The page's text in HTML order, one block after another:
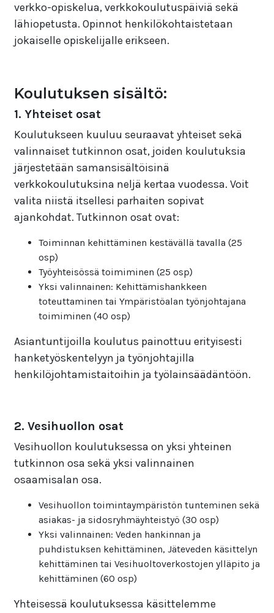
verkko-opiskelua, verkkokoulutuspäiviä sekä
lähiopetusta. Opinnot henkilökohtaistetaan
jokaiselle opiskelijalle erikseen.
Koulutuksen sisältö:
1. Yhteiset osat
Koulutukseen kuuluu seuraavat yhteiset sekä
valinnaiset tutkinnon osat, joiden koulutuksia
järjestetään samansisältöisinä
verkkokoulutuksina neljä kertaa vuodessa. Voit
valita niistä itsellesi parhaiten sopivat
ajankohdat. Tutkinnon osat ovat:
Toiminnan kehittäminen kestävällä tavalla (25
osp)
Työyhteisössä toimiminen (25 osp)
Yksi valinnainen: Kehittämishankkeen
toteuttaminen tai Ympäristöalan työnjohtajana
toimiminen (40 osp)
Asiantuntijoilla koulutus painottuu erityisesti
hanketyöskentelyyn ja työnjohtajilla
henkilöjohtamistaitoihin ja työlainsäädäntöön.
2. Vesihuollon osat
Vesihuollon koulutuksessa on yksi yhteinen
tutkinnon osa sekä yksi valinnainen
osaamisalan osa.
Vesihuollon toimintaympäristön tunteminen sekä
asiakas- ja sidosryhmäyhteistyö (30 osp)
Yksi valinnainen: Veden hankinnan ja
puhdistuksen kehittäminen, Jäteveden käsittelyn
kehittäminen tai Vesihuoltoverkostojen ylläpito ja
kehittäminen (60 osp)
Yhteisessä koulutuksessa käsittelemme